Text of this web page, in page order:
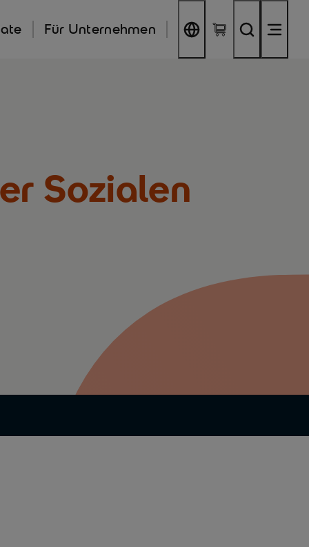
Für Unternehmen
Sozialen